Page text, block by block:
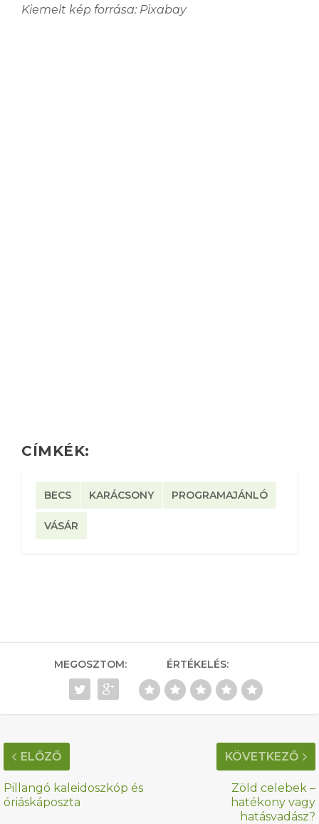
Kiemelt kép forrása: Pixabay
CÍMKÉK:
BECS KARÁCSONY PROGRAMAJÁNLÓ
VÁSÁR
MEGOSZTOM: ÉRTÉKELÉS:
ELŐZŐ
Pillangó kaleidoszkóp és
óriáskáposzta
KÖVETKEZŐ
Zöld celebek –
hatékony vagy
hatásvadász?